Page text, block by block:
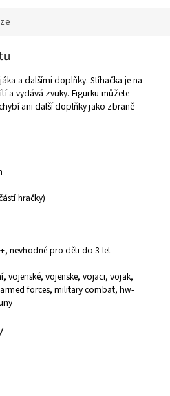
a dalšími doplňky. Stíhačka je na
a vydává zvuky. Figurku můžete
ani další doplňky jako zbraně
hračky)
nevhodné pro děti do 3 let
vojenské, vojenske, vojaci, vojak,
forces, military combat, hw-